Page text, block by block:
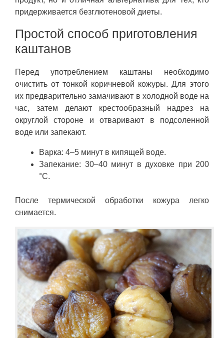
придерживается безглютеновой диеты.
Простой способ приготовления
каштанов
Перед употреблением каштаны необходимо
очистить от тонкой коричневой кожуры. Для этого
их предварительно замачивают в холодной воде на
час, затем делают крестообразный надрез на
округлой стороне и отваривают в подсоленной
воде или запекают.
Варка: 4–5 минут в кипящей воде.
Запекание: 30–40 минут в духовке при 200
°C.
После термической обработки кожура легко
снимается.